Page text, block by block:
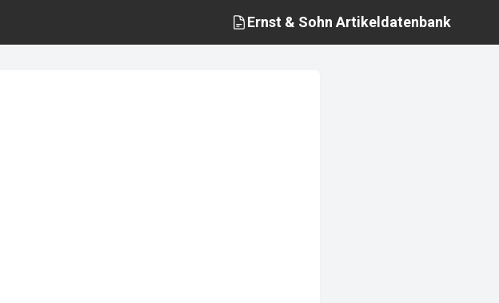
Ernst & Sohn Artikeldatenbank